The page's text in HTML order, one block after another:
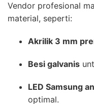
Vendor profesional
material, seperti:
Akrilik 3 mm
Besi galvanis
LED Samsung
optimal.